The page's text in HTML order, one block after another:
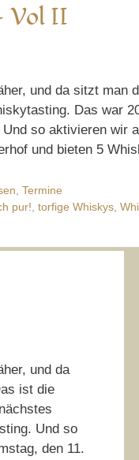
Vol II
und da sitzt man
Das war
so aktivieren wir
und bieten 5
Termine
pur! torfige Whiskys,
und da
ist die
Und so
den 11.